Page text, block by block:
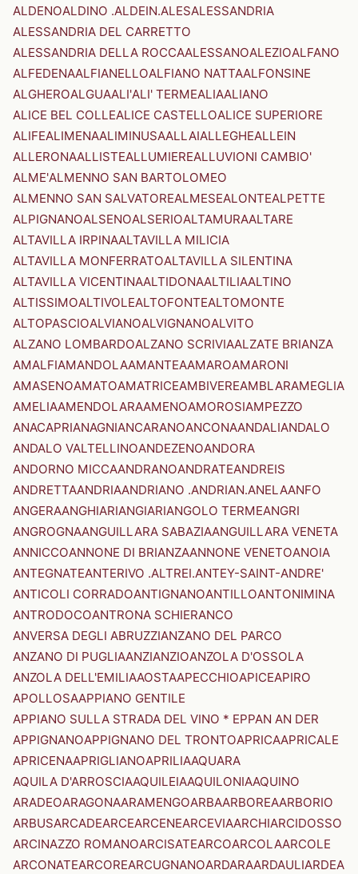
ALDENOALDINO .ALDEIN.ALESALESSANDRIA
ALESSANDRIA DEL CARRETTO
ALESSANDRIA DELLA ROCCAALESSANOALEZIOALFANO
ALFEDENAALFIANELLOALFIANO NATTAALFONSINE
ALGHEROALGUAALI'ALI' TERMEALIAALIANO
ALICE BEL COLLEALICE CASTELLOALICE SUPERIORE
ALIFEALIMENAALIMINUSAALLAIALLEGHEALLEIN
ALLERONAALLISTEALLUMIEREALLUVIONI CAMBIO'
ALME'ALMENNO SAN BARTOLOMEO
ALMENNO SAN SALVATOREALMESEALONTEALPETTE
ALPIGNANOALSENOALSERIOALTAMURAALTARE
ALTAVILLA IRPINAALTAVILLA MILICIA
ALTAVILLA MONFERRATOALTAVILLA SILENTINA
ALTAVILLA VICENTINAALTIDONAALTILIAALTINO
ALTISSIMOALTIVOLEALTOFONTEALTOMONTE
ALTOPASCIOALVIANOALVIGNANOALVITO
ALZANO LOMBARDOALZANO SCRIVIAALZATE BRIANZA
AMALFIAMANDOLAAMANTEAAMAROAMARONI
AMASENOAMATOAMATRICEAMBIVEREAMBLARAMEGLIA
AMELIAAMENDOLARAAMENOAMOROSIAMPEZZO
ANACAPRIANAGNIANCARANOANCONAANDALIANDALO
ANDALO VALTELLINOANDEZENOANDORA
ANDORNO MICCAANDRANOANDRATEANDREIS
ANDRETTAANDRIAANDRIANO .ANDRIAN.ANELAANFO
ANGERAANGHIARIANGIARIANGOLO TERMEANGRI
ANGROGNAANGUILLARA SABAZIAANGUILLARA VENETA
ANNICCOANNONE DI BRIANZAANNONE VENETOANOIA
ANTEGNATEANTERIVO .ALTREI.ANTEY-SAINT-ANDRE'
ANTICOLI CORRADOANTIGNANOANTILLOANTONIMINA
ANTRODOCOANTRONA SCHIERANCO
ANVERSA DEGLI ABRUZZIANZANO DEL PARCO
ANZANO DI PUGLIAANZIANZIOANZOLA D'OSSOLA
ANZOLA DELL'EMILIAAOSTAAPECCHIOAPICEAPIRO
APOLLOSAAPPIANO GENTILE
APPIANO SULLA STRADA DEL VINO * EPPAN AN DER
APPIGNANOAPPIGNANO DEL TRONTOAPRICAAPRICALE
APRICENAAPRIGLIANOAPRILIAAQUARA
AQUILA D'ARROSCIAAQUILEIAAQUILONIAAQUINO
ARADEOARAGONAARAMENGOARBAARBOREAARBORIO
ARBUSARCADEARCEARCENEARCEVIAARCHIARCIDOSSO
ARCINAZZO ROMANOARCISATEARCOARCOLAARCOLE
ARCONATEARCOREARCUGNANOARDARAARDAULIARDEA